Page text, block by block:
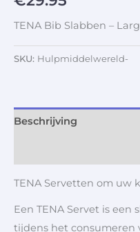
TENA Bib Slabben –
SKU: Hulpmiddelwereld-
Beschrijving
TENA Servetten om uw
Een TENA Servet is
tijdens het consumeren